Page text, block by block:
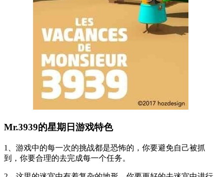
Mr.3939的星期日游戏特色
1、游戏中的每一次的挑战都是恐怖的，你要避免自己被抓
到，你要合理的去完成每一个任务。